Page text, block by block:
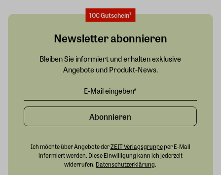
10€ Gutschein¹
Newsletter abonnieren
Bleiben Sie informiert und erhalten exklusive
Angebote und Produkt-News.
Abonnieren
Ich möchte über Angebote derZEIT Verlagsgruppeper E-Mail
informiert werden. Diese Einwilligung kann ich jederzeit
widerrufen. Datenschutzerklärung.